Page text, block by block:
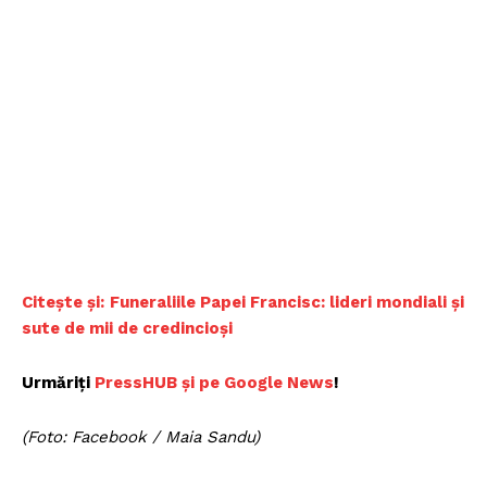
Citește și: Funeraliile Papei Francisc: lideri mondiali și
sute de mii de credincioși
Urmăriți PressHUB și pe Google News!
(Foto: Facebook / Maia Sandu)